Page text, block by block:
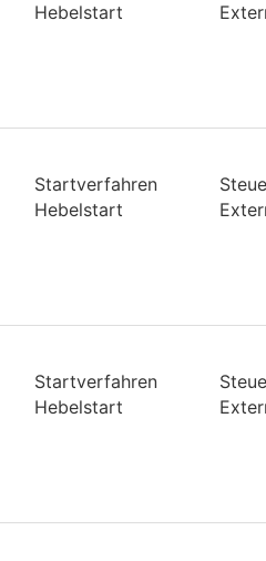
Hebelstart
Startverfahren
Hebelstart
Startverfahren
Hebelstart